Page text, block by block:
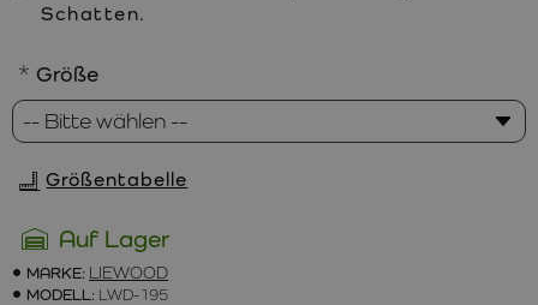
Schatten.
Auf Lager
MARKE: LIEWOOD
MODELL: LWD-195
Größe
Größentabelle